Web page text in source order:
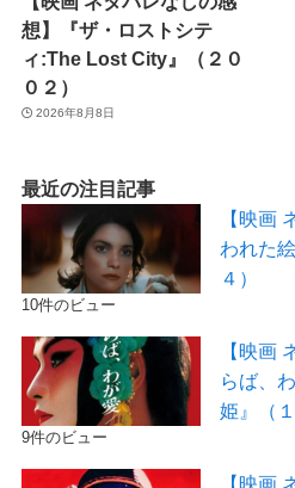
想】『ザ・ロストシテ
ィ:The Lost City』（２０
０２）
2026年8月8日
最近の注目記事
【映画
われた
４）
10件のビュー
【映画
らば、
姫』（
9件のビュー
【映画